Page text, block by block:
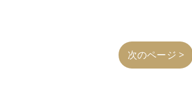
次のページ >